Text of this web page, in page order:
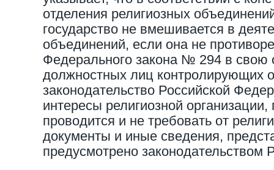
отделения религиозных
государство не вмешивается в
объединений, если она не
Федерального закона № 294 в свою
должностных лиц контролирующих
законодательство Российской
интересы религиозной организации,
проводится и не требовать от
документы и иные сведения,
предусмотрено законодательством